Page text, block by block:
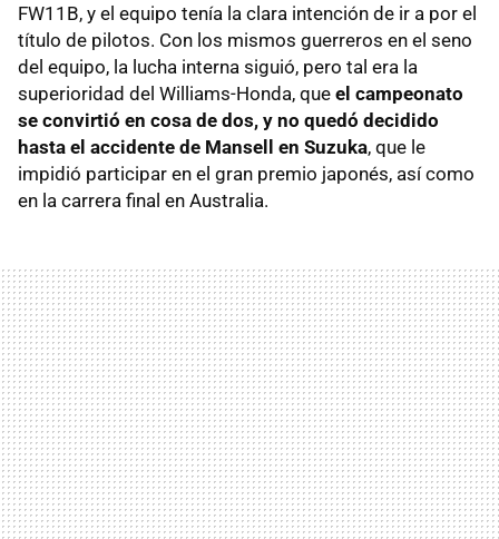
FW11B, y el equipo tenía la clara intención de ir a por el
título de pilotos. Con los mismos guerreros en el seno
del equipo, la lucha interna siguió, pero tal era la
superioridad del Williams-Honda, que el campeonato
se convirtió en cosa de dos, y no quedó decidido
hasta el accidente de Mansell en Suzuka, que le
impidió participar en el gran premio japonés, así como
en la carrera final en Australia.